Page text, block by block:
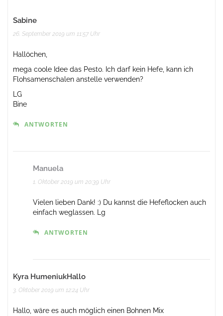
Sabine
26. September 2019 um 11:57 Uhr
Hallöchen,
mega coole Idee das Pesto. Ich darf kein Hefe, kann ich
Flohsamenschalen anstelle verwenden?
LG
Bine
ANTWORTEN
Manuela
1. Oktober 2019 um 20:39 Uhr
Vielen lieben Dank! :) Du kannst die Hefeflocken auch
einfach weglassen. Lg
ANTWORTEN
Kyra HumeniukHallo
3. Oktober 2019 um 12:24 Uhr
Hallo, wäre es auch möglich einen Bohnen Mix